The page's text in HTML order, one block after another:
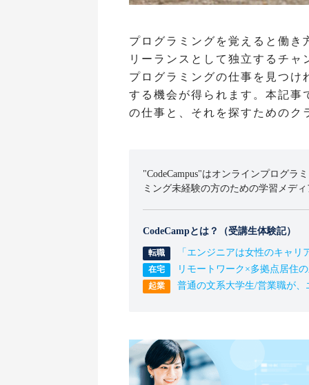
プログラミングを覚えると働
リーランスとして独立するチ
プログラミングの仕事を見つ
する機会が得られます。本記事
の仕事と、それを探すためのク
"CodeCampus"はオンラインプログラ
ミング未経験の方のための学習メデ
CodeCampとは？（受講生体験記）
「エンジニアは女性のキャ
リモートワーク×多拠点居住
普通の文系大学生/営業職が